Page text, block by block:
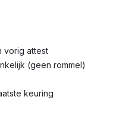
vorig attest
(geen rommel)
keuring